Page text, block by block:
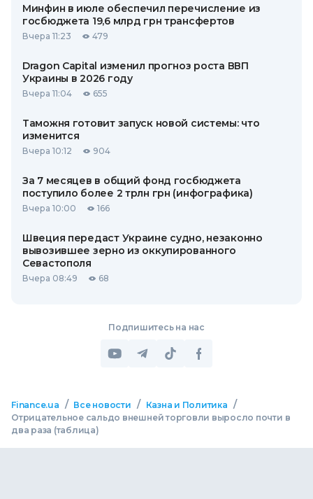
Минфин в июле обеспечил перечисление из
госбюджета 19,6 млрд грн трансфертов
Вчера 11:23 479
Dragon Capital изменил прогноз роста ВВП
Украины в 2026 году
Вчера 11:04 655
Таможня готовит запуск новой системы: что
изменится
Вчера 10:12 904
За 7 месяцев в общий фонд госбюджета
поступило более 2 трлн грн (инфографика)
Вчера 10:00 166
Швеция передаст Украине судно, незаконно
вывозившее зерно из оккупированного
Севастополя
Вчера 08:49 68
Подпишитесь на нас
Finance.ua / Все новости / Казна и Политика /
Отрицательное сальдо внешней торговли выросло почти в
два раза (таблица)